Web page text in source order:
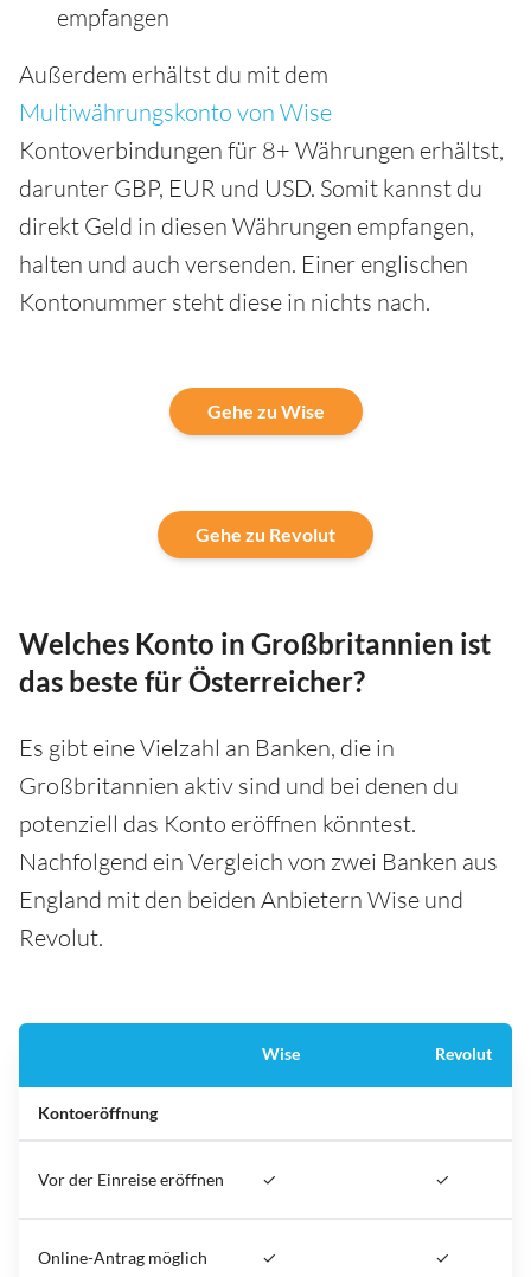
empfangen
Außerdem erhältst du mit dem
Multiwährungskonto von Wise
Kontoverbindungen für 8+ Währungen erhältst,
darunter GBP, EUR und USD. Somit kannst du
direkt Geld in diesen Währungen empfangen,
halten und auch versenden. Einer englischen
Kontonummer steht diese in nichts nach.
Gehe zu Wise
Gehe zu Revolut
Welches Konto in Großbritannien ist
das beste für Österreicher?
Es gibt eine Vielzahl an Banken, die in
Großbritannien aktiv sind und bei denen du
potenziell das Konto eröffnen könntest.
Nachfolgend ein Vergleich von zwei Banken aus
England mit den beiden Anbietern Wise und
Revolut.
Wise Revolut
Kontoeröffnung
Vor der Einreise eröffnen ✓ ✓
Online-Antrag möglich ✓ ✓